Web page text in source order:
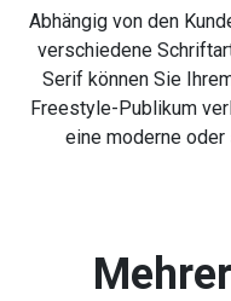
Abhängig von den
verschiedene
Serif können Sie
Freestyle-Publikum
eine moderne